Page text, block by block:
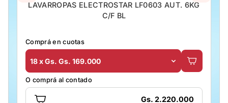
LAVARROPAS ELECTROSTAR LF0603 AUT. 6KG
C/F BL
Comprá en cuotas
18 x Gs. Gs. 169.000
O comprá al contado
Gs. 2.220.000